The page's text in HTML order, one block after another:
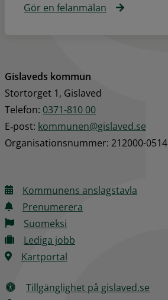
Gör en felanmälan
Gislaveds kommun
Stortorget 1, Gislaved
Telefon: 0371-810 00
E‑post: kommunen@gislaved.se
Organisationsnummer: 212000-0514
Kommunens anslagstavla
Prenumerera
Suomeksi
Lediga jobb
Kartportal
Tillgänglighet på gislaved.se